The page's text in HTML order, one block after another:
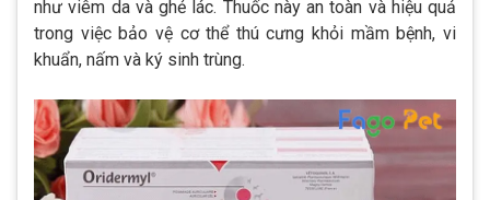
như viêm da và ghẻ lác​​. Thuốc này an toàn và hiệu quả
trong việc bảo vệ cơ thể thú cưng khỏi mầm bệnh, vi
khuẩn, nấm và ký sinh trùng​​.